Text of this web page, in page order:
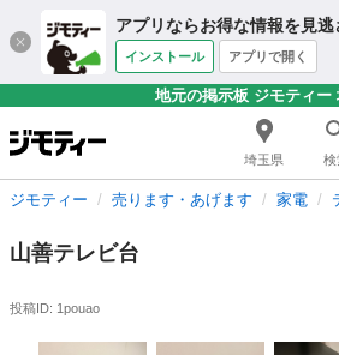
アプリならお得な情報を見逃
インストール アプリで開く
地元の掲示板 ジモティー
埼玉県 検
ジモティー 売ります・あげます 家電
山善テレビ台
投稿ID: 1pouao